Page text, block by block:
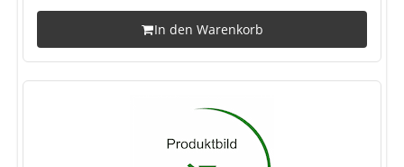
In den Warenkorb